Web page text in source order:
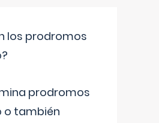
los prodromos
prodromos
o también